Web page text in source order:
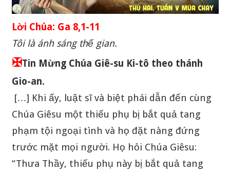
Lời Chúa: Ga 8,1-11
Tôi là ánh sáng thế gian.
✠Tin Mừng Chúa Giê-su Ki-tô theo thánh
Gio-an.
[…] Khi ấy, luật sĩ và biệt phái dẫn đến cùng
Chúa Giêsu một thiếu phụ bị bắt quả tang
phạm tội ngoại tình và họ đặt nàng đứng
trước mặt mọi người. Họ hỏi Chúa Giêsu:
“Thưa Thầy, thiếu phụ này bị bắt quả tang